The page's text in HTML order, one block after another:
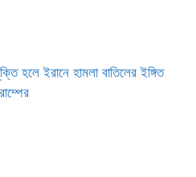
হলে ইরানে হামলা বাতিলের ইঙ্গিত